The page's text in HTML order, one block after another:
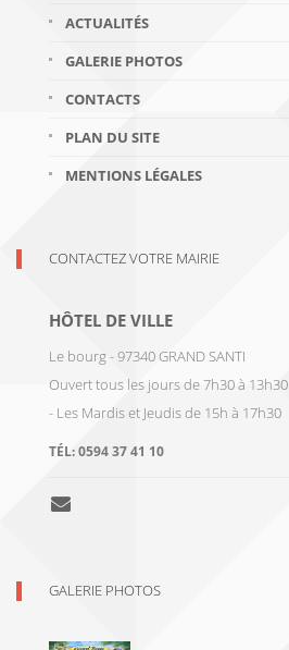
ACTUALITÉS
GALERIE PHOTOS
CONTACTS
PLAN DU SITE
MENTIONS LÉGALES
CONTACTEZ VOTRE MAIRIE
HÔTEL DE VILLE
Le bourg - 97340 GRAND SANTI
Ouvert tous les jours de 7h30 à 13h30
- Les Mardis et Jeudis de 15h à 17h30
TÉL:0594 37 41 10
GALERIE PHOTOS